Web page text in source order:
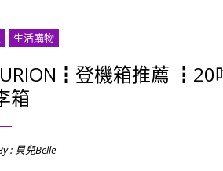
生活購物
登機箱推薦 ┇20
箱
: 貝兒Belle